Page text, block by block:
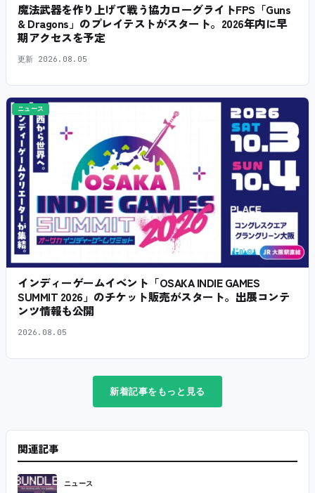
魔法武器を作り上げて戦う協力ローグライトFPS「Guns
& Dragons」のプレイテストがスタート。2026年内に早
期アクセスを予定
更新 2026.08.05
ニュース
インディーゲームイベント「OSAKA INDIE GAMES
SUMMIT 2026」のチケット販売がスタート。出展コンテ
ンツ情報も公開
2026.08.05
新着記事をもっと見る
関連記事
ニュース